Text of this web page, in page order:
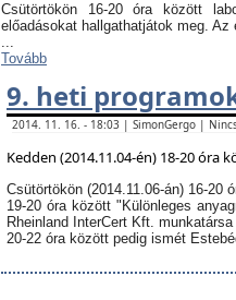
Csütörtökön 16-20 óra között
előadásokat hallgathatjátok meg. Az
...
Tovább
9. heti
2014. 11. 16. - 18:03 | SimonGergo |
Kedden (2014.11.04-én) 18-20
Csütörtökön (2014.11.06-án) 16-20
19-20 óra között "Különleges
Rheinland InterCert Kft.
20-22 óra között pedig ismét